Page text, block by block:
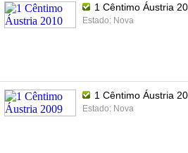
1 Cêntimo Áustria
Estado: Nova
1 Cêntimo Áustria
Estado: Nova